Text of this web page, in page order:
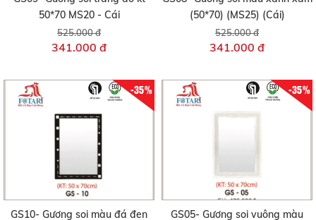
50*70 MS20 - Cái
525.000 đ
341.000 đ
(50*70) (MS25) (Cái)
525.000 đ
341.000 đ
-35%
GS10- Gương soi màu đá đen
-35%
GS05- Gương soi vuông màu